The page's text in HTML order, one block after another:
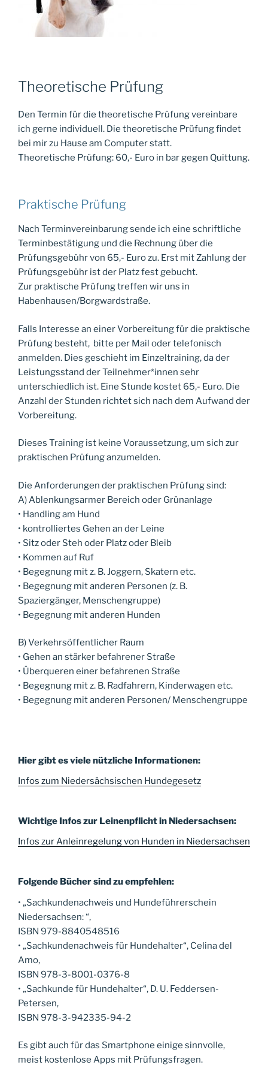
Theoretische Prüfung
Den Termin für die theoretische Prüfung vereinbare
ich gerne individuell. Die theoretische Prüfung findet
bei mir zu Hause am Computer statt.
Theoretische Prüfung: 60,- Euro in bar gegen Quittung.
Praktische Prüfung
Nach Terminvereinbarung sende ich eine schriftliche
Terminbestätigung und die Rechnung über die
Prüfungsgebühr von 65,- Euro zu. Erst mit Zahlung der
Prüfungsgebühr ist der Platz fest gebucht.
Zur praktische Prüfung treffen wir uns in
Habenhausen/Borgwardstraße.
Falls Interesse an einer Vorbereitung für die praktische
Prüfung besteht, bitte per Mail oder telefonisch
anmelden. Dies geschieht im Einzeltraining, da der
Leistungsstand der Teilnehmer*innen sehr
unterschiedlich ist. Eine Stunde kostet 65,- Euro. Die
Anzahl der Stunden richtet sich nach dem Aufwand der
Vorbereitung.
Dieses Training ist keine Voraussetzung, um sich zur
praktischen Prüfung anzumelden.
Die Anforderungen der praktischen Prüfung sind:
A) Ablenkungsarmer Bereich oder Grünanlage
• Handling am Hund
• kontrolliertes Gehen an der Leine
• Sitz oder Steh oder Platz oder Bleib
• Kommen auf Ruf
• Begegnung mit z. B. Joggern, Skatern etc.
• Begegnung mit anderen Personen (z. B.
Spaziergänger, Menschengruppe)
• Begegnung mit anderen Hunden
B) Verkehrsöffentlicher Raum
• Gehen an stärker befahrener Straße
• Überqueren einer befahrenen Straße
• Begegnung mit z. B. Radfahrern, Kinderwagen etc.
• Begegnung mit anderen Personen/ Menschengruppe
Hier gibt es viele nützliche Informationen:
Infos zum Niedersächsischen Hundegesetz
Wichtige Infos zur Leinenpflicht in Niedersachsen:
Infos zur Anleinregelung von Hunden in Niedersachsen
Folgende Bücher sind zu empfehlen:
• „Sachkundenachweis und Hundeführerschein
Niedersachsen:“,
ISBN 979-8840548516
• „Sachkundenachweis für Hundehalter“, Celina del
Amo,
ISBN 978-3-8001-0376-8
• „Sachkunde für Hundehalter“, D. U. Feddersen-
Petersen,
ISBN 978-3-942335-94-2
Es gibt auch für das Smartphone einige sinnvolle,
meist kostenlose Apps mit Prüfungsfragen.